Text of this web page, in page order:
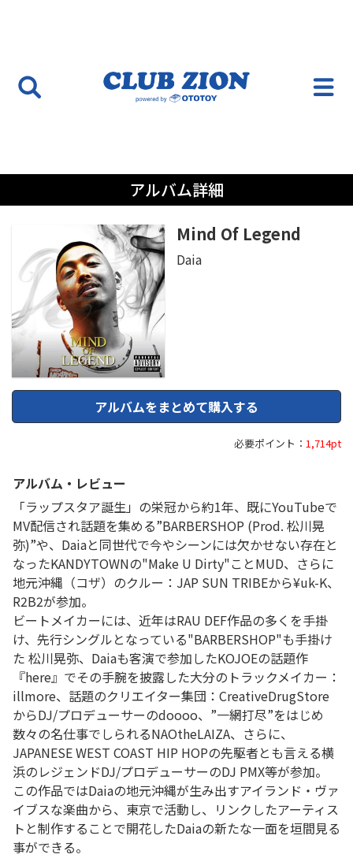
アルバム詳細
Mind Of Legend
Daia
アルバムをまとめて購入する
必要ポイント： 1,714pt
アルバム・レビュー
「ラップスタア誕生」の栄冠から約1年、既にYouTubeで
MV配信され話題を集める”BARBERSHOP (Prod. 松川晃
弥)”や、Daiaと同世代で今やシーンには欠かせない存在と
なったKANDYTOWNの"Make U Dirty"ことMUD、さらに
地元沖縄（コザ）のクルー：JAP SUN TRIBEから¥uk-K、
R2B2が参加。
ビートメイカーには、近年はRAU DEF作品の多くを手掛
け、先行シングルとなっている"BARBERSHOP"も手掛け
た 松川晃弥、Daiaも客演で参加したKOJOEの話題作
『here』でその手腕を披露した大分のトラックメイカー：
illmore、話題のクリエイター集団：CreativeDrugStore
からDJ/プロデューサーのdoooo、”一網打尽”をはじめ
数々の名仕事でしられるNAOtheLAIZA、さらに、
JAPANESE WEST COAST HIP HOPの先駆者とも言える横
浜のレジェンドDJ/プロデューサーのDJ PMX等が参加。
この作品ではDaiaの地元沖縄が生み出すアイランド・ヴァ
イブスな楽曲から、東京で活動し、リンクしたアーティス
トと制作することで開花したDaiaの新たな一面を垣間見る
事ができる。